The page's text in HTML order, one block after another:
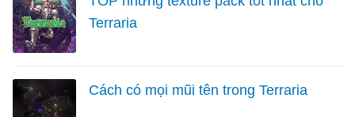
Terraria
Cách có mọi mũi tên trong Terraria